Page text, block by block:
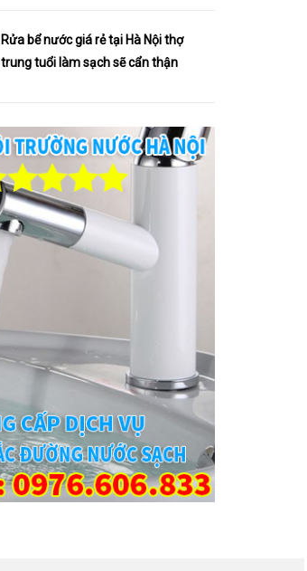
Rửa bể nước giá rẻ tại Hà Nội thợ
trung tuổi làm sạch sẽ cẩn thận